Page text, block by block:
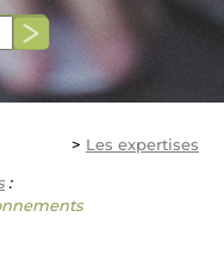
> Les expertises
: